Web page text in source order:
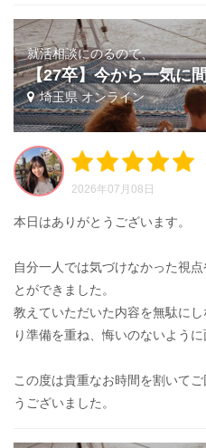
就活相談にのるので、
【27卒】今から一気に
埼玉県 オンライン
2026年07月08日
本日はありがとうございます。
自分一人では気づけなかった視
とができました。
教えていただいた内容を無駄に
り準備を重ね、悔いのないよう
この度は貴重なお時間を割いて
うございました。